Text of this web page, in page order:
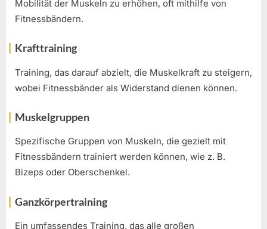
Mobilität der Muskeln zu erhöhen, oft mithilfe von
Fitnessbändern.
Krafttraining
Training, das darauf abzielt, die Muskelkraft zu steigern,
wobei Fitnessbänder als Widerstand dienen können.
Muskelgruppen
Spezifische Gruppen von Muskeln, die gezielt mit
Fitnessbändern trainiert werden können, wie z. B.
Bizeps oder Oberschenkel.
Ganzkörpertraining
Ein umfassendes Training, das alle großen